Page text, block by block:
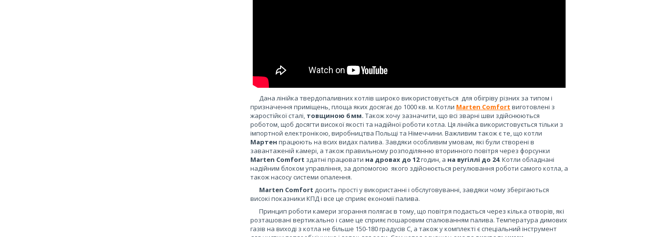
Дана лінійка твердопаливних котлів широко використовується для обігріву різних за типом і
призначення приміщень, площа яких досягає до 1000 кв. м. Котли Marten Сomfort виготовлені з
жаростійкої сталі, товщиною 6 мм. Також хочу зазначити, що всі зварні шви здійснюються
роботом, щоб досягти високої якості та надійної роботи котла. Ця лінійка використовується тільки з
імпортной електронікою, виробництва Польщі та Німеччини. Важливим також є те, що котли
Мартен працюють на всих видах палива. Завдяки особливим умовам, які були створені в
завантаженій камері, а також правильному розподілянню вторинного повітря через форсунки
Marten Сomfort здатні працювати на дровах до 12годин, а на вугіллі до 24. Котли обладнані
надійним блоком управління, за допомогою якого здійснюється регулювання роботи самого котла, а
також насосу системи опалення.
Marten Сomfort досить прості у використанні і обслуговуванні, завдяки чому зберігаються
високі показники КПД і все це сприяє економії палива.
Принцип роботи камери згорання полягає в тому, що повітря подається через кілька отворів, які
розташовані вертикально і саме це сприяє пошаровим спалюванням палива. Температура димових
газів на виході з котла не більше 150-180 градусів С, а також у комплекті є спеціальний інструмент